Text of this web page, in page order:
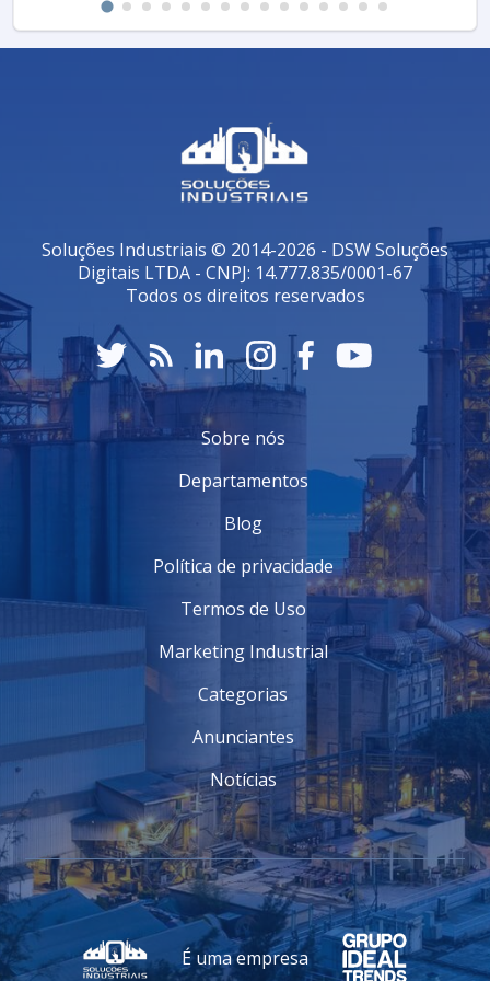
tenha acesso rápido e fácil a tudo o que precisa.
Além disso, a Bonardi oferece condições de
com a linha de produtos escolhida e a complexidade
da solução desejada. Para obter informações mais
detalhadas sobre preços e disponibilidade, é sempre
aconselhável verificar diretamente no site oficial ou
Com um compromisso contínuo com a excelência, a
Bonardi é a escolha certa para quem busca qualidade
solicite um orçamento personalizado!
Soluções Industriais © 2014-2026 - DSW Soluções
Digitais LTDA - CNPJ: 14.777.835/0001-67
Todos os direitos reservados
Sobre nós
Departamentos
Blog
Política de privacidade
Termos de Uso
Marketing Industrial
Categorias
Anunciantes
Notícias
É uma empresa